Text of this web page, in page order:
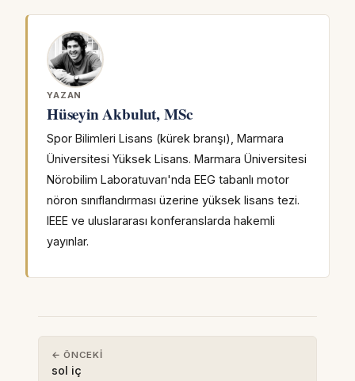
YAZAN
Hüseyin Akbulut, MSc
Spor Bilimleri Lisans (kürek branşı), Marmara
Üniversitesi Yüksek Lisans. Marmara Üniversitesi
Nörobilim Laboratuvarı'nda EEG tabanlı motor
nöron sınıflandırması üzerine yüksek lisans tezi.
IEEE ve uluslararası konferanslarda hakemli
yayınlar.
← ÖNCEKI
sol iç